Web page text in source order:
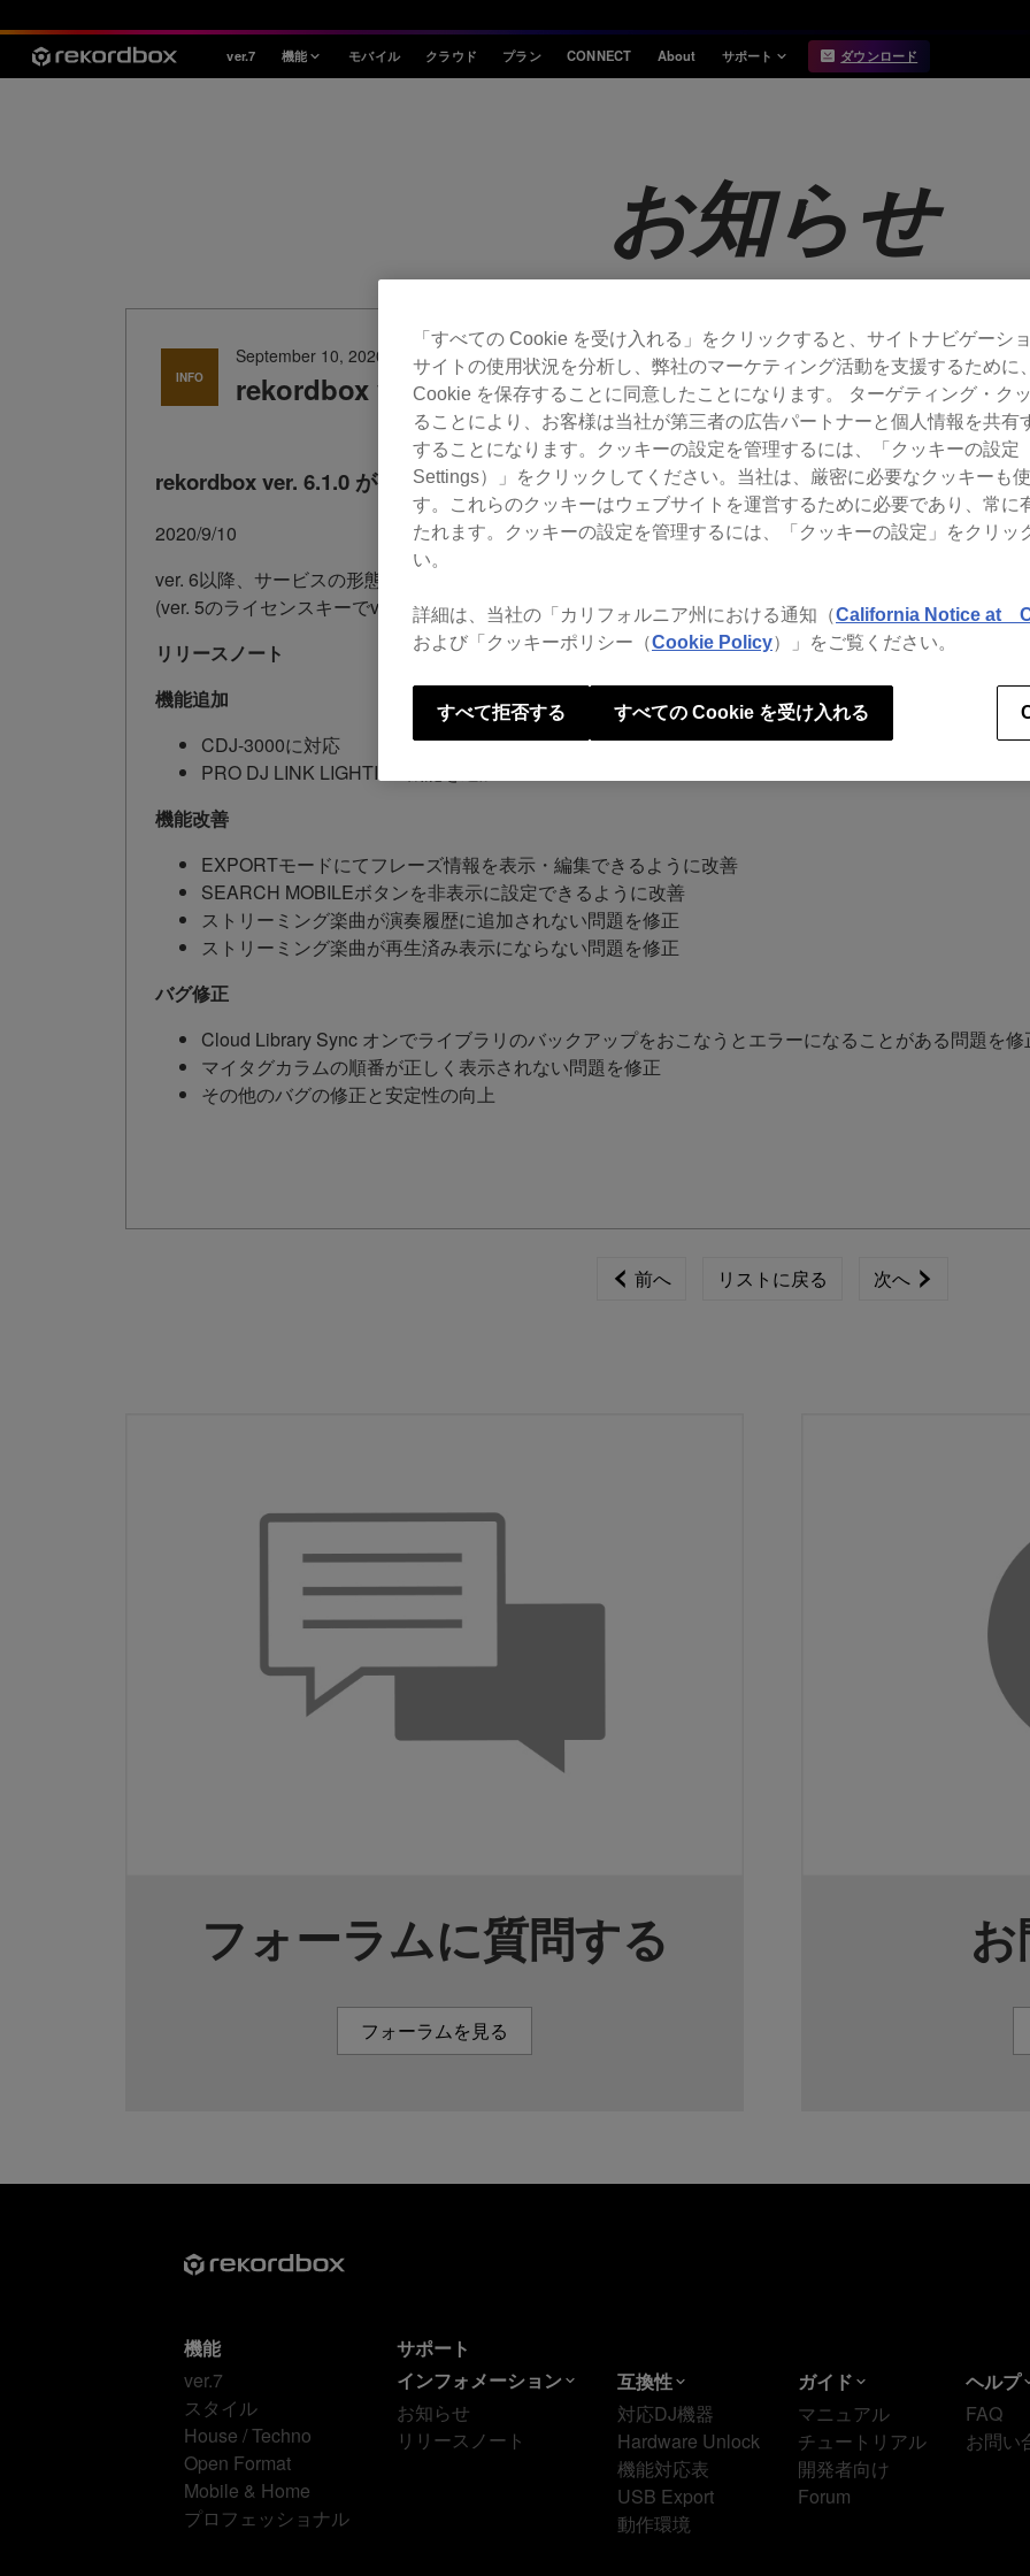
ver.7 機能 モバイル クラウド プラン CONNECT About サポート
リリースノート
Hardware Unlock
機能対応表
USB Export
ダウンロード
お知らせ
INFO
September 10, 2020
rekordbox ver. 6.1.0 がリリースされました。
rekordbox ver. 6.1.0 がリリースされました。
2020/9/10
ver. 6以降、サービスの形態が変わります。
(ver. 5のライセンスキーでver.6のrekordboxをアクティベートすることはできません)
リリースノート
機能追加
CDJ-3000に対応
PRO DJ LINK LIGHTING機能を追加
機能改善
EXPORTモードにてフレーズ情報を表示・編集できるように改善
SEARCH MOBILEボタンを非表示に設定できるように改善
ストリーミング楽曲が演奏履歴に追加されない問題を修正
ストリーミング楽曲が再生済み表示にならない問題を修正
バグ修正
Cloud Library Sync オンでライブラリのバックアップをおこなうとエラーになることがある問題を修
マイタグカラムの順番が正しく表示されない問題を修正
その他のバグの修正と安定性の向上
前へ リストに戻る 次へ
フォーラムに質問する
フォーラムを見る
機能
ver.7
スタイル
House / Techno
Open Format
Mobile & Home
プロフェッショナル
サポート
インフォメーション
お知らせ
リリースノート
互換性
対応DJ機器
Hardware Unlock
機能対応表
USB Export
動作環境
ガイド
マニュアル
チュートリアル
開発者向け
Forum
ヘルプ
FAQ
お問い
「すべての Cookie を受け入れる」をクリックすると、サイトナビゲーシ
サイトの使用状況を分析し、弊社のマーケティング活動を支援するために
Cookie を保存することに同意したことになります。 ターゲティング・ク
ることにより、お客様は当社が第三者の広告パートナーと個人情報を共有
することになります。クッキーの設定を管理するには、「クッキーの設定
Settings）」をクリックしてください。当社は、厳密に必要なクッキーも
す。これらのクッキーはウェブサイトを運営するために必要であり、常に
たれます。クッキーの設定を管理するには、「クッキーの設定」をクリッ
い。
詳細は、当社の「カリフォルニア州における通知（California Notice at
および「クッキーポリシー（Cookie Policy）」をご覧ください。
すべて拒否する すべての Cookie を受け入れる